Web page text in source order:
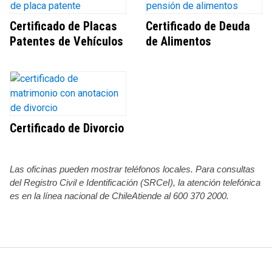
Certificado de Placas
Patentes de Vehículos
Certificado de Deuda
de Alimentos
Certificado de Divorcio
Las oficinas pueden mostrar teléfonos locales. Para consultas
del Registro Civil e Identificación (SRCeI), la atención telefónica
es en la línea nacional de ChileAtiende al 600 370 2000.